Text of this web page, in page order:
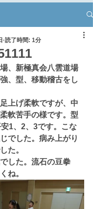
読了時間: 1分
、新極真会八雲道場
、型、移動稽古をし
上げ柔軟ですが、中
軟苦手の様です。型
1、2、3です。こな
でした。病み上がり
た。
した。流石の豆拳
ね。